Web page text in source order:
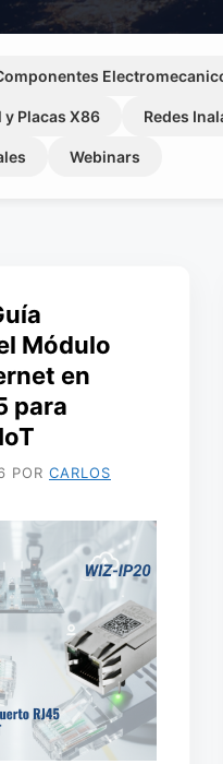
y Placas X86 Redes
Webinars
Módulo
en
para
POR CARLOS